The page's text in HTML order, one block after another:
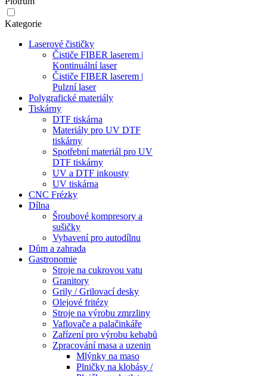
Kategorie
Laserové čističky
Čističe FIBER laserem |
Kontinuální laser
Čističe FIBER laserem |
Pulzní laser
Polygrafické materiály
Tiskárny
DTF tiskárna
Materiály pro UV DTF
tiskárny
Spotřební materiál pro UV
DTF tiskárny
UV a DTF inkousty
UV tiskárna
CNC Frézky
Dílna
Šroubové kompresory a
sušičky
Vybavení pro autodílnu
Dům a zahrada
Gastronomie
Stroje na cukrovou vatu
Granitory
Grily / Grilovací desky
Olejové fritézy
Stroje na výrobu zmrzliny
Vaflovače a palačinkáře
Zařízení pro výrobu kebabů
Zpracování masa a uzenin
Mlýnky na maso
Plničky na klobásy /